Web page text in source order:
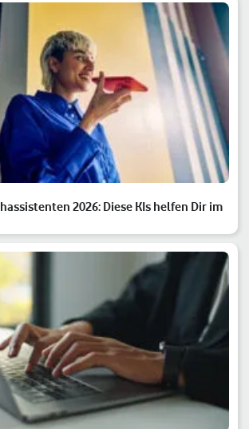
2026: Diese KIs helfen Dir im